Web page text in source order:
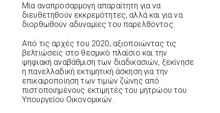
Μία αναπροσαρμογή απαραίτητη για να
διευθετηθούν εκκρεμότητες, αλλά και για να
διορθωθούν αδυναμίες του παρελθόντος.
Από τις αρχές του 2020, αξιοποιώντας τις
βελτιώσεις στο θεσμικό πλαίσιο και την
ψηφιακή αναβάθμιση των διαδικασιών, ξεκίνησε
η πανελλαδική εκτιμητική άσκηση για την
επικαιροποίηση των τιμών ζώνης από
πιστοποιημένους εκτιμητές του μητρώου του
Υπουργείου Οικονομικών.